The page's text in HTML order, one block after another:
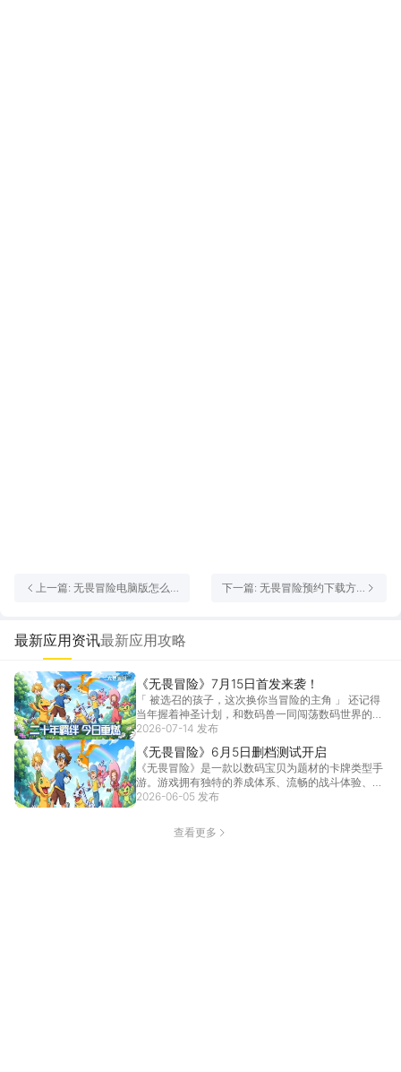
上一篇: 无畏冒险电脑版怎么
下一篇: 无畏冒险预约下载方
最新应用资讯最新应用攻略
《无畏冒险》7月15日首发来袭！
「 被选召的孩子，这次换你当冒险的主角 」 还记得
当年握着神圣计划，和数码兽一同闯荡数码世界的旅
程吗... [详情]
2026-07-14 发布
《无畏冒险》6月5日删档测试开启
《无畏冒险》是一款以数码宝贝为题材的卡牌类型手
游。游戏拥有独特的养成体系、流畅的战斗体验、丰
富的关卡... [详情]
2026-06-05 发布
查看更多